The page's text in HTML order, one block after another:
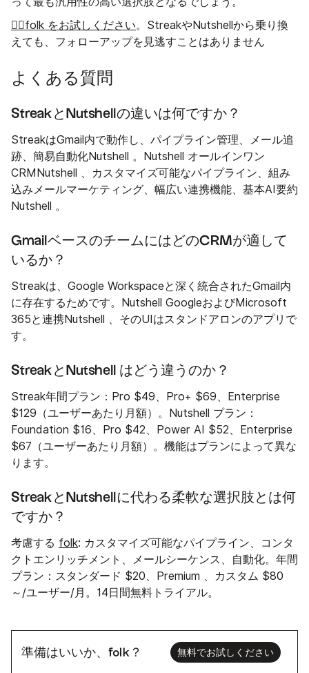
👉🏼folk をお試しください。StreakやNutshellから乗り換
えても、フォローアップを見逃すことはありません
よくある質問
StreakとNutshellの違いは何ですか？
StreakはGmail内で動作し、パイプライン管理、メール追
跡、簡易自動化Nutshell 。Nutshell オールインワン
CRMNutshell 、カスタマイズ可能なパイプライン、組み
込みメールマーケティング、幅広い連携機能、基本AI要約
Nutshell 。
GmailベースのチームにはどのCRMが適して
いるか？
Streakは、Google Workspaceと深く統合されたGmail内
に存在するためです。Nutshell GoogleおよびMicrosoft
365と連携Nutshell 、そのUIはスタンドアロンのアプリで
す。
StreakとNutshell はどう違うのか？
Streak年間プラン：Pro $49、Pro+ $69、Enterprise
$129（ユーザーあたり月額）。Nutshell プラン：
Foundation $16、Pro $42、Power AI $52、Enterprise
$67（ユーザーあたり月額）。機能はプランによって異な
ります。
StreakとNutshellに代わる柔軟な選択肢とは何
ですか？
考慮する folk: カスタマイズ可能なパイプライン、コンタ
クトエンリッチメント、メールシーケンス、自動化。年間
プラン：スタンダード $20、Premium 、カスタム $80
～/ユーザー/月。14日間無料トライアル。
準備はいいか、folk？ 無料でお試しください